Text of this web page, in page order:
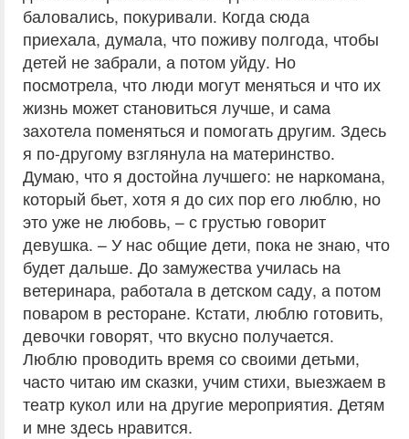
баловались, покуривали. Когда сюда
приехала, думала, что поживу полгода, чтобы
детей не забрали, а потом уйду. Но
посмотрела, что люди могут меняться и что их
жизнь может становиться лучше, и сама
захотела поменяться и помогать другим. Здесь
я по-другому взглянула на материнство.
Думаю, что я достойна лучшего: не наркомана,
который бьет, хотя я до сих пор его люблю, но
это уже не любовь, – с грустью говорит
девушка. – У нас общие дети, пока не знаю, что
будет дальше. До замужества училась на
ветеринара, работала в детском саду, а потом
поваром в ресторане. Кстати, люблю готовить,
девочки говорят, что вкусно получается.
Люблю проводить время со своими детьми,
часто читаю им сказки, учим стихи, выезжаем в
театр кукол или на другие мероприятия. Детям
и мне здесь нравится.